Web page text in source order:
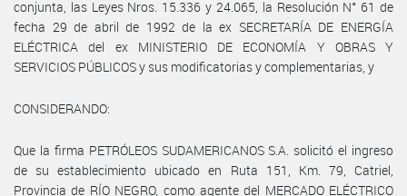
conjunta, las Leyes Nros. 15.336 y 24.065, la Resolución N° 61 de
fecha 29 de abril de 1992 de la ex SECRETARÍA DE ENERGÍA
ELÉCTRICA del ex MINISTERIO DE ECONOMÍA Y OBRAS Y
SERVICIOS PÚBLICOS y sus modificatorias y complementarias, y
CONSIDERANDO:
Que la firma PETRÓLEOS SUDAMERICANOS S.A. solicitó el ingreso
de su establecimiento ubicado en Ruta 151, Km. 79, Catriel,
Provincia de RÍO NEGRO, como agente del MERCADO ELÉCTRICO